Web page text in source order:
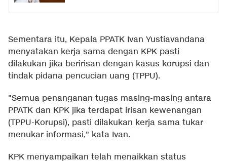
Sementara itu, Kepala PPATK Ivan Yustiavandana
menyatakan kerja sama dengan KPK pasti
dilakukan jika beririsan dengan kasus korupsi dan
tindak pidana pencucian uang (TPPU).
"Semua penanganan tugas masing-masing antara
PPATK dan KPK jika terdapat irisan kewenangan
(TPPU-Korupsi), pasti dilakukan kerja sama tukar
menukar informasi," kata Ivan.
KPK menyampaikan telah menaikkan status